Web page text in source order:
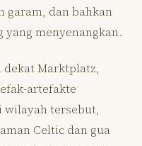
garam, dan bahkan
yang menyenangkan.
dekat Marktplatz,
artefakte
wilayah tersebut,
Celtic dan gua